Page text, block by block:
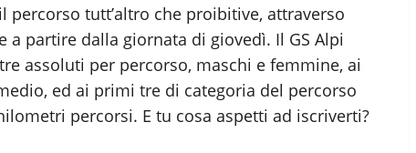
tutt’altro che proibitive, attraverso
partire dalla giornata di giovedì. Il GS Alpi
assoluti per percorso, maschi e femmine, ai
ed ai primi tre di categoria del percorso
percorsi. E tu cosa aspetti ad iscriverti?